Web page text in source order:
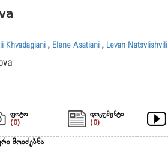
Khvadagiani , Elene Asatiani , Levan Natsvlishvili
ფოტო
(0)
დოკუმენტი
(0)
მოიძებნა